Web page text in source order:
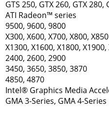
GTS 250, GTX 260, GTX 280,
ATI Radeon™ series
9500, 9600, 9800
X300, X600, X700, X800, X850
X1300, X1600, X1800, X1900,
2400, 2600, 2900
3450, 3650, 3850, 3870
4850, 4870
Intel® Graphics Media
GMA 3-Series, GMA 4-Series